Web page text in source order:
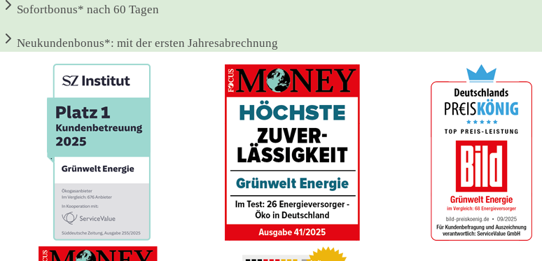
Sofortbonus* nach 60 Tagen
Neukundenbonus*: mit der ersten Jahresabrechnung